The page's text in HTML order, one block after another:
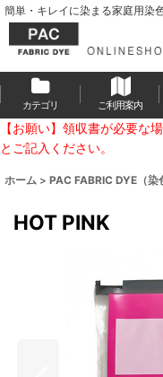
簡単・キレイに染まる家庭用染
カテゴリ ご利用案内
【お願い】領収書が必要な
とご記入ください。
ホーム > PAC FABRIC DYE（染
HOT PINK